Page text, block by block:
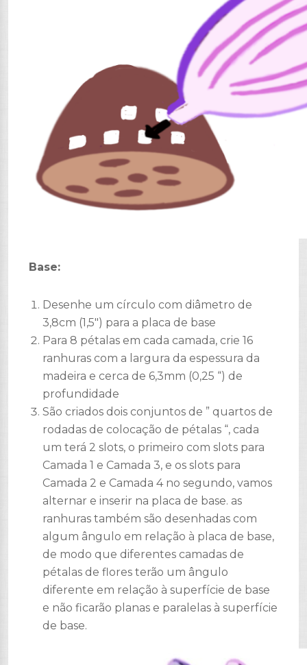
Base:
Desenhe um círculo com diâmetro de
3,8cm (1,5″) para a placa de base
Para 8 pétalas em cada camada, crie 16
ranhuras com a largura da espessura da
madeira e cerca de 6,3mm (0,25 “) de
profundidade
São criados dois conjuntos de ” quartos de
rodadas de colocação de pétalas “, cada
um terá 2 slots, o primeiro com slots para
Camada 1 e Camada 3, e os slots para
Camada 2 e Camada 4 no segundo, vamos
alternar e inserir na placa de base. as
ranhuras também são desenhadas com
algum ângulo em relação à placa de base,
de modo que diferentes camadas de
pétalas de flores terão um ângulo
diferente em relação à superfície de base
e não ficarão planas e paralelas à superfície
de base.